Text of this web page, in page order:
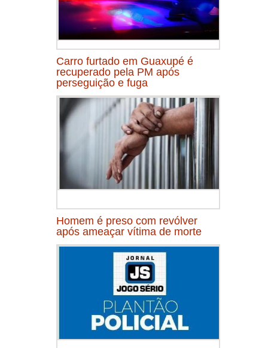
Carro furtado em Guaxupé é
recuperado pela PM após
perseguição e fuga
Homem é preso com revólver
após ameaçar vítima de morte